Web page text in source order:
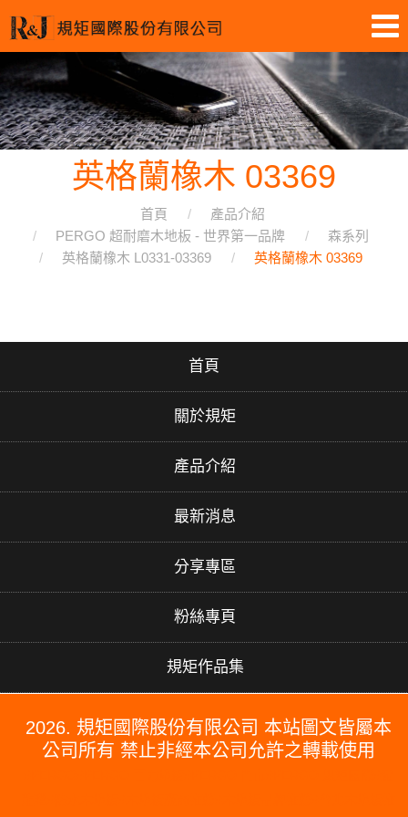
英格蘭橡木 03369
首頁
產品介紹
PERGO 超耐磨木地板 - 世界第一品牌
森系列
英格蘭橡木 L0331-03369
英格蘭橡木 03369
首頁
關於規矩
產品介紹
最新消息
分享專區
粉絲專頁
規矩作品集
2026. 規矩國際股份有限公司 本站圖文皆屬本
公司所有 禁止非經本公司允許之轉載使用